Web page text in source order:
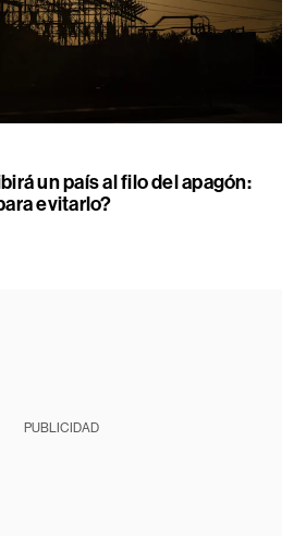
un país al filo del apagón:
evitarlo?
PUBLICIDAD